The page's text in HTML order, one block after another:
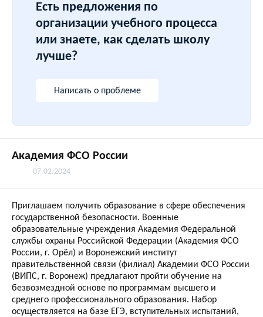
Есть предложения по
организации учебного процесса
или знаете, как сделать школу
лучше?
Написать о проблеме
Академия ФСО России
07.02.2024
Приглашаем получить образование в сфере обеспечения
государственной безопасности. Военные
образовательные учреждения Академия Федеральной
службы охраны Российской Федерации (Академия ФСО
России, г. Орёл) и Воронежский институт
правительственной связи (филиал) Академии ФСО России
(ВИПС, г. Воронеж) предлагают пройти обучение на
безвозмездной основе по программам высшего и
среднего профессионального образования. Набор
осуществляется на базе ЕГЭ, вступительных испытаний,